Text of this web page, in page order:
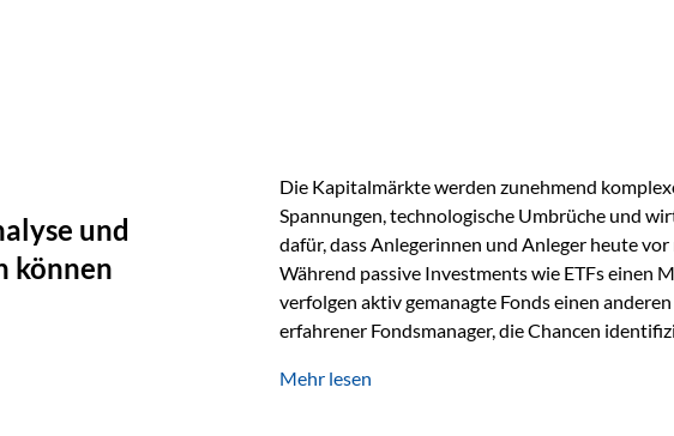
und
können
Die Kapitalmärkte werden zunehmend
Spannungen, technologische Umbrüche und
dafür, dass Anlegerinnen und Anleger heute
Während passive Investments wie ETFs einen
verfolgen aktiv gemanagte Fonds einen
erfahrener Fondsmanager, die Chancen
geprägt ist, kann diese aktive
Mehr lesen